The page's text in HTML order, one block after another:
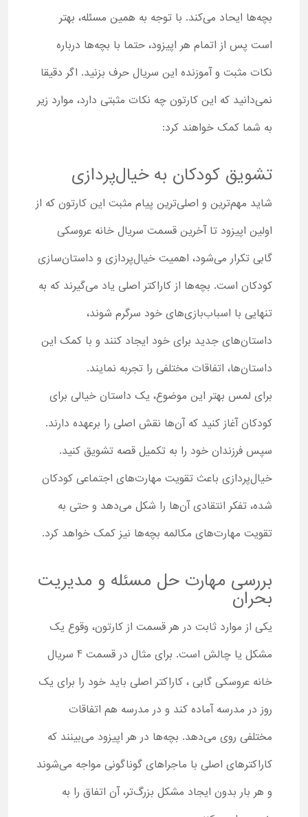
بچه‌ها ایحاد می‌کند. با توجه به همین مسئله، بهتر
است پس از اتمام هر اپیزود، حتما با بچه‌ها درباره
نکات مثبت و آموزنده این سریال حرف بزنید. اگر دقیقا
نمی‌دانید که این کارتون چه نکات مثبتی دارد، موارد زیر
به شما کمک خواهند کرد:
تشویق کودکان به خیال‌پردازی
شاید مهم‌ترین و اصلی‌ترین پیام مثبت این کارتون که از
اولین اپیزود تا آخرین قسمت سریال خانه عروسکی
گابی تکرار می‌شود، اهمیت خیال‌پردازی و داستان‌سازی
کودکان است. بچه‌ها از کاراکتر اصلی یاد می‌گیرند که به
تنهایی با اسباب‌بازی‌های خود سرگرم شوند،
داستان‌های جدید برای خود ایجاد کنند و با کمک این
داستان‌ها، اتفاقات مختلفی را تجربه نمایند.
برای لمس بهتر این موضوع، یک داستان خیالی برای
کودکان آغاز کنید که آن‌ها نقش اصلی را برعهده دارند.
سپس فرزندان خود را به تکمیل قصه تشویق کنید.
خیال‌پردازی باعث تقویت مهارت‌های اجتماعی کودکان
شده، تفکر انتقادی آن‌ها را شکل می‌دهد و حتی به
تقویت مهارت‌های مکالمه بچه‌ها نیز کمک خواهد کرد.
بررسی مهارت حل مسئله و مدیریت
بحران
یکی از موارد ثابت در هر قسمت از کارتون، وقوع یک
مشکل یا چالش است. برای مثال در قسمت 4 سریال
خانه عروسکی گابی ، کاراکتر اصلی باید خود را برای یک
روز در مدرسه آماده کند و در مدرسه هم اتفاقات
مختلفی روی می‌دهد. بچه‌ها در هر اپیزود می‌بینند که
کاراکترهای اصلی با ماجراهای گوناگونی مواجه می‌شوند
و هر بار بدون ایجاد مشکل بزرگ‌تر، آن اتفاق را به